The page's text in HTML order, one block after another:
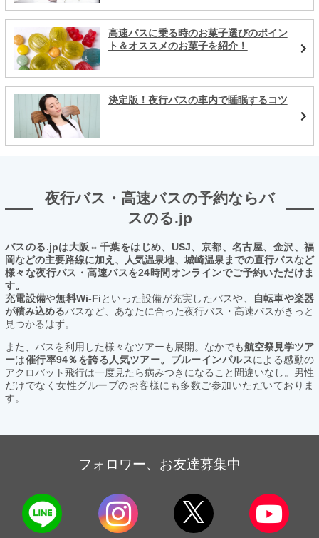
高速バスに乗る時のお菓子選びのポイン
ト＆オススメのお菓子を紹介！
決定版！夜行バスの車内で睡眠するコツ
夜行バス・高速バスの予約ならバ
スのる.jp
バスのる.jpは大阪⇔千葉をはじめ、USJ、京都、名古屋、金沢、福
岡などの主要路線に加え、人気温泉地、城崎温泉までの直行バスなど
様々な夜行バス・高速バスを24時間オンラインでご予約いただけま
す。
充電設備や無料Wi-Fiといった設備が充実したバスや、
自転車や楽器
が積み込めるバスなど、あなたに合った夜行バス・高速バスがきっと
見つかるはず。
また、バスを利用した様々なツアーも展開。なかでも航空祭見学ツア
ーは催行率94％を誇る人気ツアー。ブルーインパルスによる感動の
アクロバット飛行は一度見たら病みつきになること間違いなし。男性
だけでなく女性グループのお客様にも多数ご参加いただいておりま
す。
フォロワー、お友達募集中